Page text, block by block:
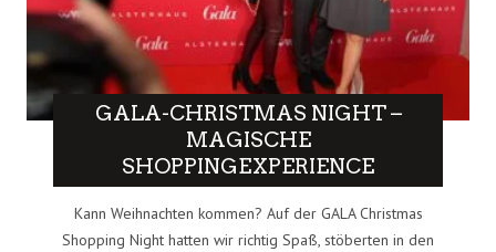
GALA-CHRISTMAS NIGHT –
MAGISCHE
SHOPPINGEXPERIENCE
Kann Weihnachten kommen? Auf der GALA Christmas
Shopping Night hatten wir richtig Spaß, stöberten in den